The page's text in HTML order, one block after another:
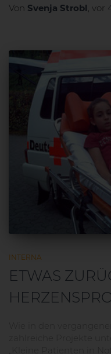
Von Svenja Strobl , vor
INTERNA
ETWAS